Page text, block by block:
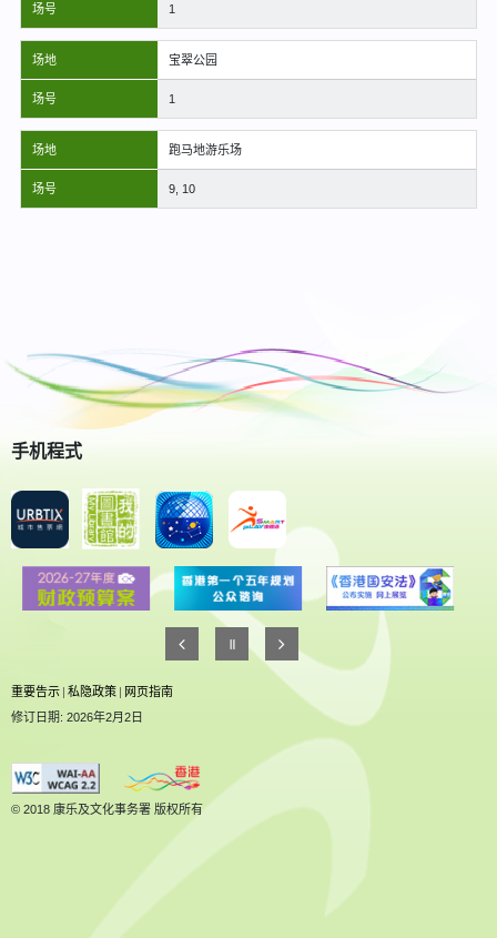
场号 1
场地 宝翠公园
场号 1
场地 跑马地游乐场
场号 9, 10
手机程式
重要告示 私隐政策
网页指南
修订日期: 2026年2月2日
© 2018 康乐及文化事务署 版权所有